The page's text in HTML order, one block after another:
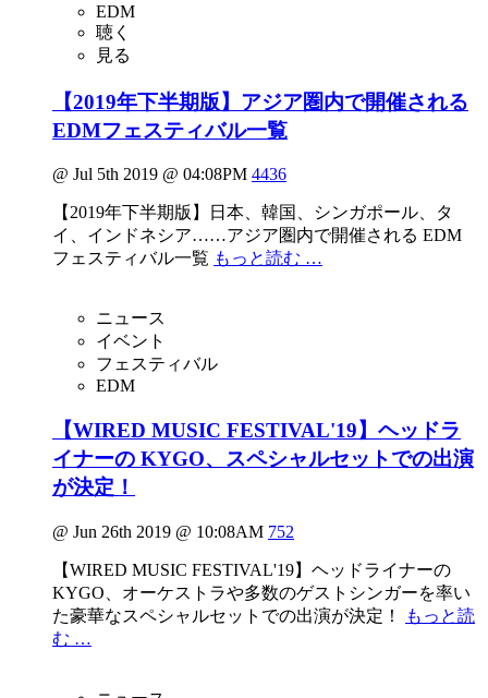
EDM
聴く
見る
【2019年下半期版】アジア圏内で開催される
EDMフェスティバル一覧
@ Jul 5th 2019 @ 04:08PM 4436
【2019年下半期版】日本、韓国、シンガポール、タ
イ、インドネシア……アジア圏内で開催される EDM
フェスティバル一覧 もっと読む …
ニュース
イベント
フェスティバル
EDM
【WIRED MUSIC FESTIVAL'19】ヘッドラ
イナーの KYGO、スペシャルセットでの出演
が決定！
@ Jun 26th 2019 @ 10:08AM 752
【WIRED MUSIC FESTIVAL'19】ヘッドライナーの
KYGO、オーケストラや多数のゲストシンガーを率い
た豪華なスペシャルセットでの出演が決定！
もっと読
む …